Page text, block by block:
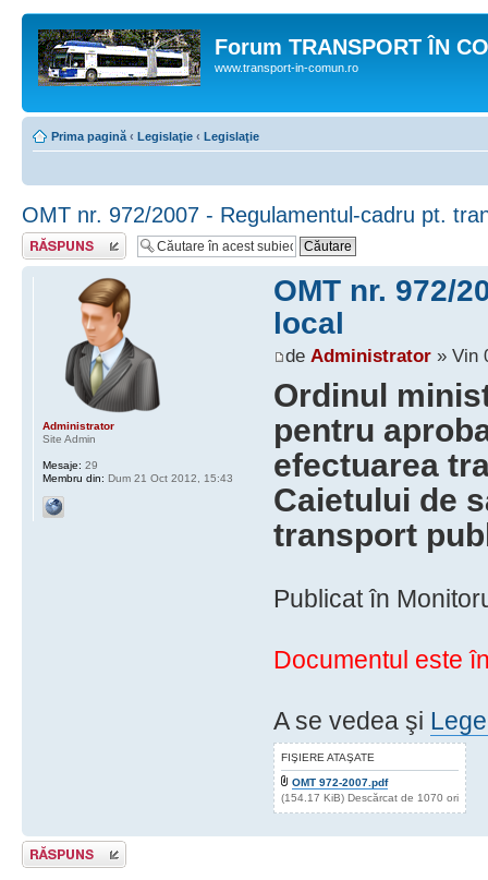
Forum TRANSPORT ÎN
www.transport-in-comun.ro
Prima pagină ‹ Legislaţie ‹ Legislaţie
OMT nr. 972/2007 - Regulamentul-cadru pt.
Răspunde
OMT nr. 972/
local
de Administrator» Vin
Ordinul
pentru
efectuarea
Caietului de
transport
Publicat în
Documentul este
A se vedea şi
FIŞIERE ATAŞATE
OMT 972-2007.pdf
(154.17 KiB) Descărcat de 1070 ori
Administrator
Site Admin
Mesaje: 29
Membru din: Dum 21 Oct 2012, 15:43
Răspunde